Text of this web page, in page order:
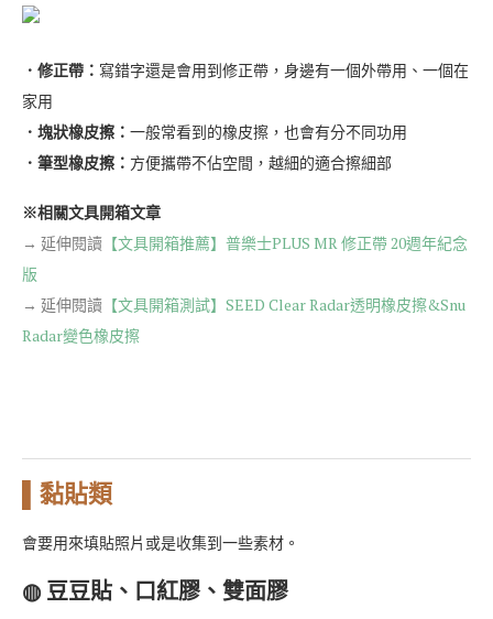
．修正帶： 寫錯字還是會用到修正帶，身邊有一個外帶用、一個在
家用
．塊狀橡皮擦： 一般常看到的橡皮擦，也會有分不同功用
．筆型橡皮擦： 方便攜帶不佔空間，越細的適合擦細部
※相關文具開箱文章
→ 延伸閱讀 【文具開箱推薦】普樂士PLUS MR 修正帶 20週年紀念
版
→ 延伸閱讀 【文具開箱測試】SEED Clear Radar透明橡皮擦&Snu
Radar變色橡皮擦
▌黏貼類
會要用來填貼照片或是收集到一些素材。
◍ 豆豆貼、口紅膠、雙面膠